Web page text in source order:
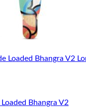
Bhangra V2